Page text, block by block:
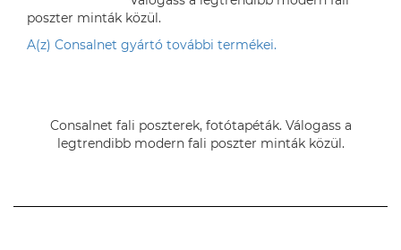
poszter minták közül.
A(z) Consalnet gyártó további termékei.
Consalnet fali poszterek, fotótapéták. Válogass a
legtrendibb modern fali poszter minták közül.